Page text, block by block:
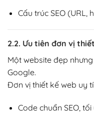
Cấu trúc SEO (URL,
2.2. Ưu tiên đơn vị
Một website đẹp nhưng
Google.
Đơn vị thiết kế web uy
Code chuẩn SEO,